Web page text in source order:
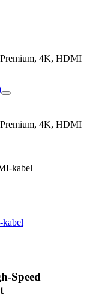
4K, HDMI
4K, HDMI
kabel
Speed